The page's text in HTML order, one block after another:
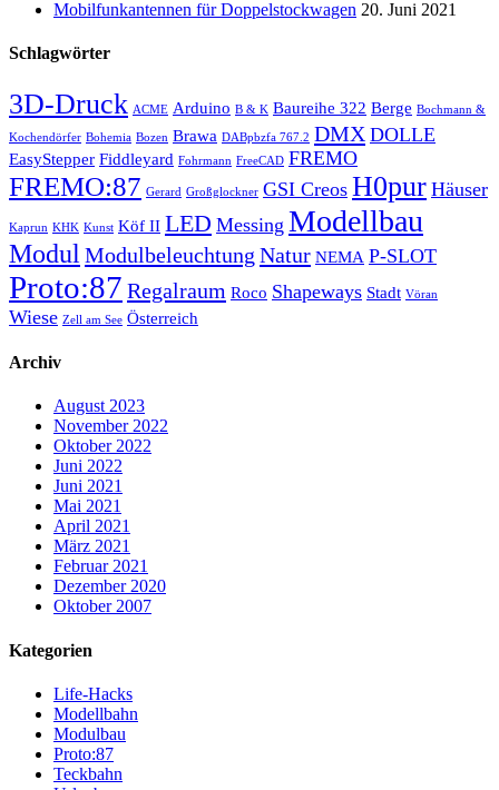
Mobilfunkantennen für Doppelstockwagen 20. Juni 2021
Schlagwörter
3D-Druck ACME Arduino B & K Baureihe 322 Berge Bochmann &
Kochendörfer Bohemia Bozen Brawa DABpbzfa 767.2 DMX DOLLE
EasyStepper Fiddleyard Fohrmann FreeCAD FREMO
FREMO:87 Gerard Großglockner GSI Creos H0pur Häuser
Kaprun KHK Kunst Köf II LED Messing Modellbau
Modul Modulbeleuchtung Natur NEMA P-SLOT
Proto:87 Regalraum Roco Shapeways Stadt Vöran
Wiese Zell am See Österreich
Archiv
August 2023
November 2022
Oktober 2022
Juni 2022
Juni 2021
Mai 2021
April 2021
März 2021
Februar 2021
Dezember 2020
Oktober 2007
Kategorien
Life-Hacks
Modellbahn
Modulbau
Proto:87
Teckbahn